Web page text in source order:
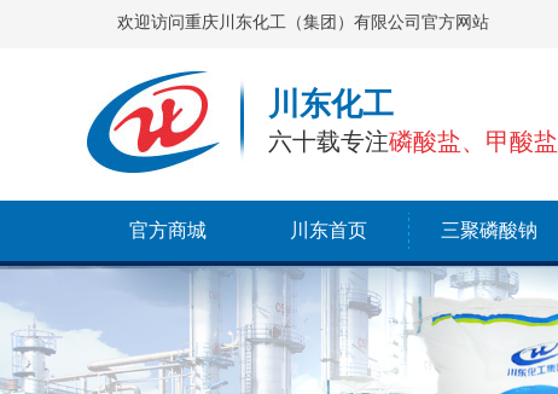
欢迎访问重庆川东化工（集团）有限公司官方网站
川东化工
六十载专注磷酸盐、甲酸盐
官方商城 川东首页 三聚磷酸钠